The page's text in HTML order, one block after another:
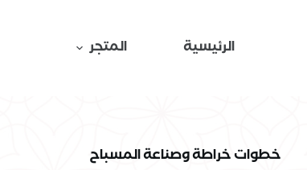
الرئيسية المتجر
خطوات خراطة وصناعة المسباح